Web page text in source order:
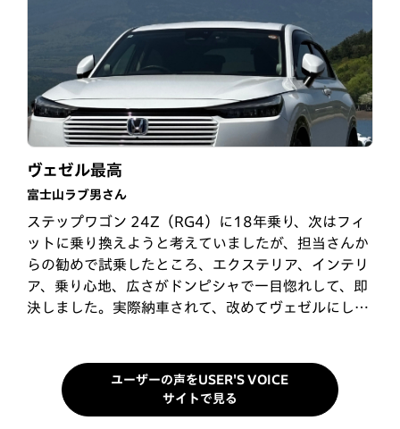
念願の夫婦二人旅行 パート2
こうちゃんさん
前回、念願の夫婦二人旅行の1回目として北海道旅行
へ行ってきました。今度は、パート2として実際に目
で見た事のない富士山などを見に、山梨・静岡県を廻
り、帰りにこれも行った事のなかった上高地を観光で
廻ってきました。昨年の10月7日より18日の日程
毎日の運転が楽しみになる一台
TKBさん
これまではFRセダンが好きだったこともあり、FF車に
はあまり興味がありませんでした。しかし、初めてヴ
ェゼル e:HEV RSを試乗した時、軽快なハンドリング
やクイックに曲がる足回り、そしてモーターアシスト
によるスムーズな加速感に思わず笑みが溢れました。
ヴェゼル最高
富士山ラブ男さん
ステップワゴン 24Z（RG4）に18年乗り、次はフィ
ットに乗り換えようと考えていましたが、担当さんか
らの勧めで試乗したところ、エクステリア、インテリ
ア、乗り心地、広さがドンピシャで一目惚れして、即
決しました。実際納車されて、改めてヴェゼルにして
ユーザーの声をUSER'S VOICE
サイトで見る